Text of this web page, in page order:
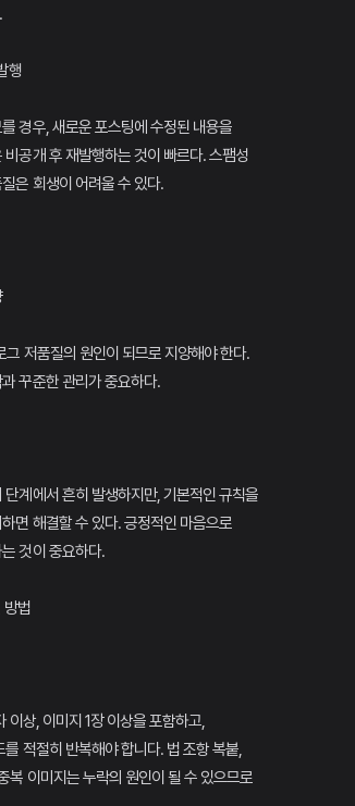
행
경우, 새로운 포스팅에 수정된 내용을
비공개 후 재발행하는 것이 빠르다. 스팸성
은 회생이 어려울 수 있다.
그 저품질의 원인이 되므로 지양해야 한다.
꾸준한 관리가 중요하다.
단계에서 흔히 발생하지만, 기본적인 규칙을
면 해결할 수 있다. 긍정적인 마음으로
것이 중요하다.
방법
이상, 이미지 1장 이상을 포함하고,
적절히 반복해야 합니다. 법 조항 복붙,
복 이미지는 누락의 원인이 될 수 있으므로